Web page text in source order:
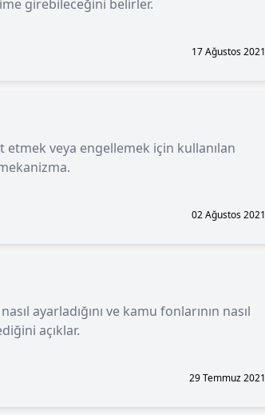
girebileceğini belirler.
17 Ağustos 2021
veya engellemek için kullanılan
02 Ağustos 2021
ayarladığını ve kamu fonlarının nasıl
açıklar.
29 Temmuz 2021